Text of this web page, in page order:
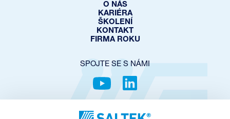
O NÁS
KARIÉRA
ŠKOLENÍ
KONTAKT
FIRMA ROKU
SPOJTE SE S NÁMI
OCHRANA SOUKROMÍ